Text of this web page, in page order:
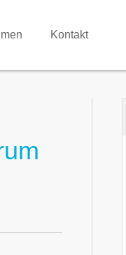
Kontakt